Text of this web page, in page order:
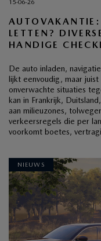
15-06-26
LETTEN?
HANDIGE
De auto inladen,
lijkt eenvoudig, maar
onverwachte situaties
kan in Frankrijk,
aan milieuzones,
verkeersregels die per
voorkomt boetes,
NIEUWS